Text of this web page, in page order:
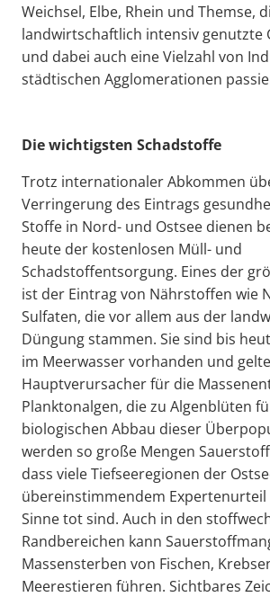
Weichsel, Elbe, Rhein und Themse,
landwirtschaftlich intensiv genutzte
und dabei auch eine Vielzahl von
städtischen Agglomerationen
Die wichtigsten Schadstoffe
Trotz internationaler Abkommen
Verringerung des Eintrags
Stoffe in Nord- und Ostsee dienen
heute der kostenlosen Müll- und
Schadstoffentsorgung. Eines der
ist der Eintrag von Nährstoffen wie
Sulfaten, die vor allem aus der
Düngung stammen. Sie sind bis
im Meerwasser vorhanden und
Hauptverursacher für die
Planktonalgen, die zu Algenblüten
biologischen Abbau dieser
werden so große Mengen
dass viele Tiefseeregionen der
übereinstimmendem Expertenurteil
Sinne tot sind. Auch in den
Randbereichen kann
Massensterben von Fischen,
Meerestieren führen. Sichtbares